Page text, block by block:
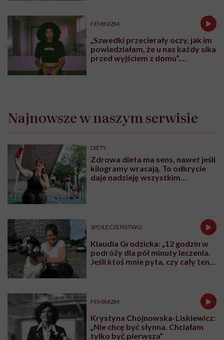
FEMINIZM
„Szwedki przecierały oczy, jak im
powiedziałam, że u nas każdy sika
przed wyjściem z domu”.
Najnowsze w naszym serwisie
DIETY
Zdrowa dieta ma sens, nawet jeśli
kilogramy wracają. To odkrycie
daje nadzieję wszystkim
SPOŁECZEŃSTWO
Klaudia Grodzicka: „12 godzin w
podróży dla pół minuty leczenia.
Jeśli ktoś mnie pyta, czy cały ten
FEMINIZM
Krystyna Chojnowska-Liskiewicz:
„Nie chcę być słynna. Chciałam
tylko być pierwsza”